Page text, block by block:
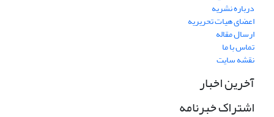
درباره نشریه
اعضای هیات تحریریه
ارسال مقاله
تماس با ما
نقشه سایت
آخرین اخبار
اشتراک خبرنامه